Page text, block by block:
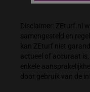
Disclaimer: ZEturf.nl
samengesteld en
kan ZEturf niet
actueel of accuraat
enkele
door gebruik van de